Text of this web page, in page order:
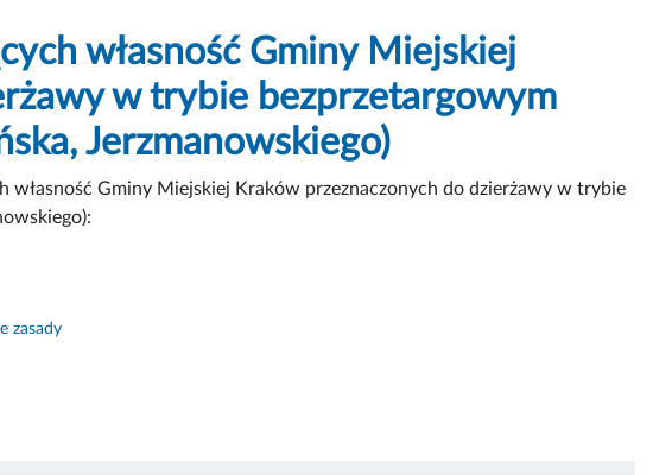
własność Gminy Miejskiej
w trybie bezprzetargowym
Jerzmanowskiego)
własność Gminy Miejskiej Kraków przeznaczonych do dzierżawy w trybie
zasady